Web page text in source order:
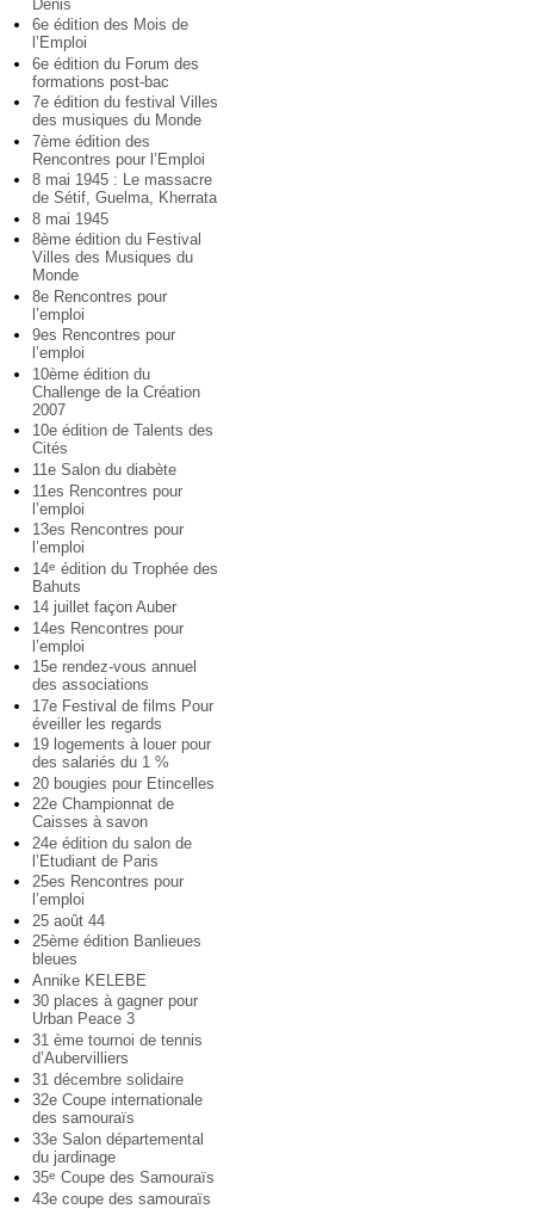
Denis
6e édition des Mois de
l’Emploi
6e édition du Forum des
formations post-bac
7e édition du festival Villes
des musiques du Monde
7ème édition des
Rencontres pour l’Emploi
8 mai 1945 : Le massacre
de Sétif, Guelma, Kherrata
8 mai 1945
8ème édition du Festival
Villes des Musiques du
Monde
8e Rencontres pour
l’emploi
9es Rencontres pour
l’emploi
10ème édition du
Challenge de la Création
2007
10e édition de Talents des
Cités
11e Salon du diabète
11es Rencontres pour
l’emploi
13es Rencontres pour
l’emploi
14e édition du Trophée des
Bahuts
14 juillet façon Auber
14es Rencontres pour
l’emploi
15e rendez-vous annuel
des associations
17e Festival de films Pour
éveiller les regards
19 logements à louer pour
des salariés du 1 %
20 bougies pour Etincelles
22e Championnat de
Caisses à savon
24e édition du salon de
l’Etudiant de Paris
25es Rencontres pour
l’emploi
25 août 44
25ème édition Banlieues
bleues
Annike KELEBE
30 places à gagner pour
Urban Peace 3
31 ème tournoi de tennis
d’Aubervilliers
31 décembre solidaire
32e Coupe internationale
des samouraïs
33e Salon départemental
du jardinage
35e Coupe des Samouraïs
43e coupe des samouraïs